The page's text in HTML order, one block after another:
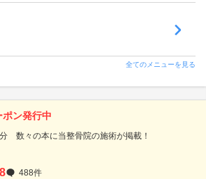
全てのメニューを見る
ン発行中
数々の本に当整骨院の施術が掲載！
488件